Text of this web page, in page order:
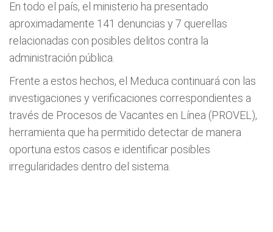
En todo el país, el ministerio ha presentado
aproximadamente 141 denuncias y 7 querellas
relacionadas con posibles delitos contra la
administración pública.
Frente a estos hechos, el Meduca continuará con las
investigaciones y verificaciones correspondientes a
través de Procesos de Vacantes en Línea (PROVEL),
herramienta que ha permitido detectar de manera
oportuna estos casos e identificar posibles
irregularidades dentro del sistema.